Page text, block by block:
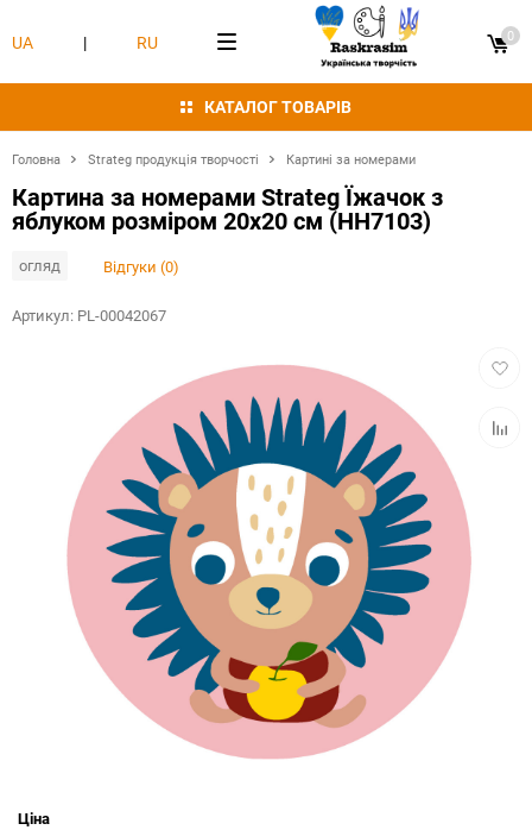
КАТАЛОГ ТОВАРІВ
UA | RU 0
Головна Strateg продукція творчості Картині за номерами
Картина за номерами Strateg Їжачок з
яблуком розміром 20х20 см (HH7103)
огляд Відгуки (0)
Артикул: PL-00042067
Ціна